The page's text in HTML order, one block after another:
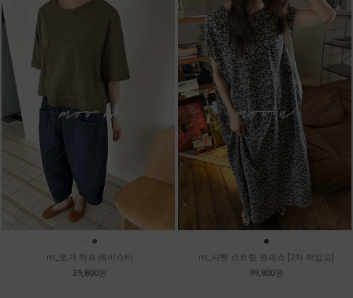
●
m_토가 하프 레이스티
39,800원
●
m_샤벳 스트링 원피스 [2차 재입고]
99,800원